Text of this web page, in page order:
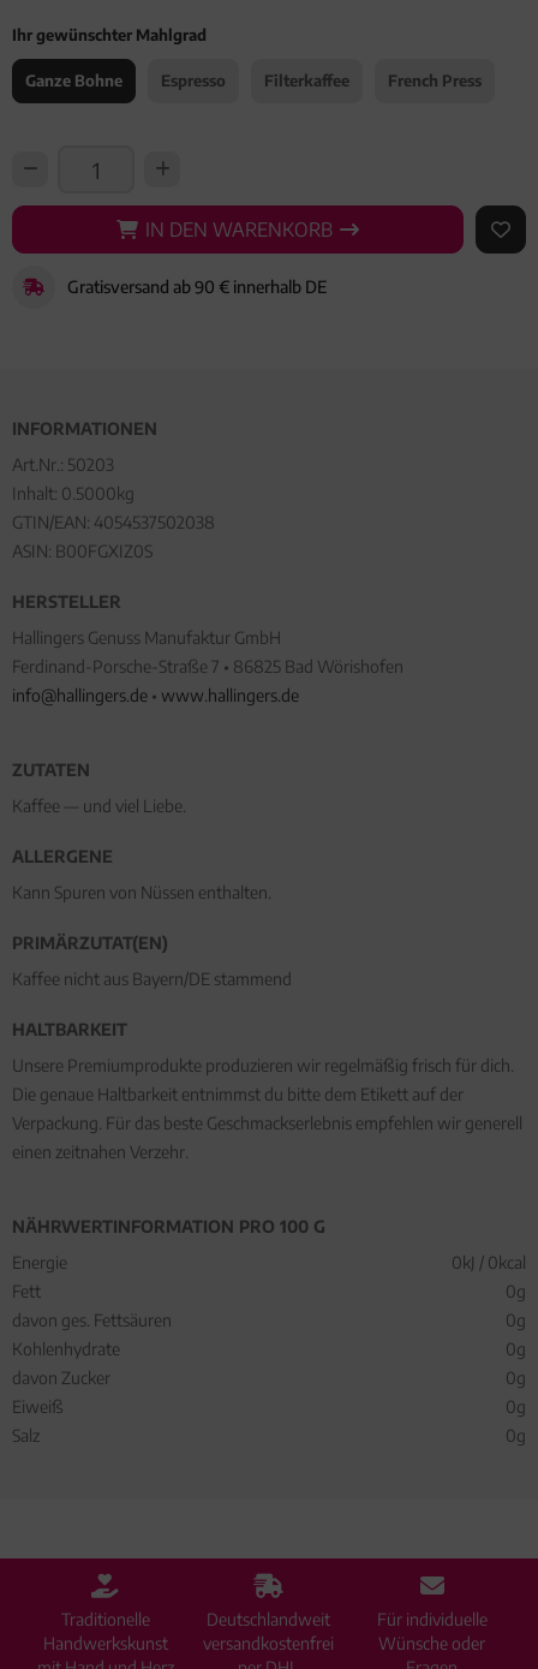
Ihr gewünschter Mahlgrad
Ganze Bohne Espresso Filterkaffee French Press
IN DEN WARENKORB
IN DEN WARENKORB AUF
Gratisversand ab 90 € innerhalb DE
INFORMATIONEN
Art.Nr.: 50203
Inhalt: 0.5000kg
GTIN/EAN: 4054537502038
ASIN: B00FGXIZ0S
HERSTELLER
Hallingers Genuss Manufaktur GmbH
Ferdinand-Porsche-Straße 7 • 86825 Bad Wörishofen
info@hallingers.de • www.hallingers.de
ZUTATEN
Kaffee — und viel Liebe.
ALLERGENE
Kann Spuren von Nüssen enthalten.
PRIMÄRZUTAT(EN)
Kaffee nicht aus Bayern/DE stammend
HALTBARKEIT
Unsere Premiumprodukte produzieren wir regelmäßig frisch für dich.
Die genaue Haltbarkeit entnimmst du bitte dem Etikett auf der
Verpackung. Für das beste Geschmackserlebnis empfehlen wir generell
einen zeitnahen Verzehr.
NÄHRWERTINFORMATION PRO 100 G
Energie
0kJ / 0kcal
Fett
0g
davon ges. Fettsäuren
0g
Kohlenhydrate
0g
davon Zucker
0g
Eiweiß
0g
Salz
0g
Traditionelle
Handwerkskunst
Deutschlandweit
versandkostenfrei
Für individuelle
Wünsche oder